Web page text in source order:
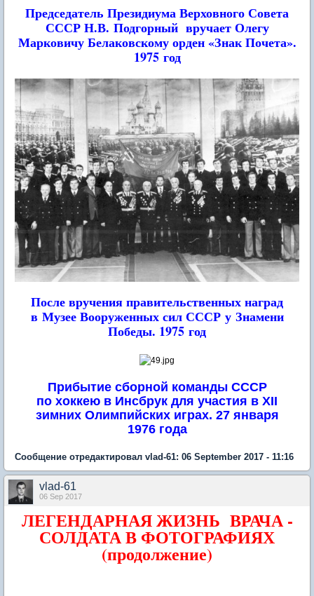
Председатель Президиума Верховного Совета
СССР Н.В. Подгорный вручает Олегу
Марковичу Белаковскому орден «Знак Почета».
1975 год
После вручения правительственных наград
в Музее Вооруженных сил СССР у Знамени
Победы. 1975 год
Прибытие сборной команды СССР
по хоккею в Инсбрук для участия в XII
зимних Олимпийских играх. 27 января
1976 года
Сообщение отредактировал vlad-61: 06 September 2017 - 11:16
vlad-61
06 Sep 2017
ЛЕГЕНДАРНАЯ ЖИЗНЬ ВРАЧА -
СОЛДАТА В ФОТОГРАФИЯХ
(продолжение)